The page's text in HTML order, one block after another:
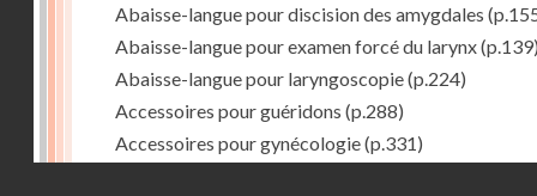
Abaisse-langue pour discision des amygdales
Abaisse-langue pour examen forcé du larynx
Abaisse-langue pour laryngoscopie(p.224)
Accessoires pour guéridons (p.288)
Accessoires pour gynécologie(p.331)